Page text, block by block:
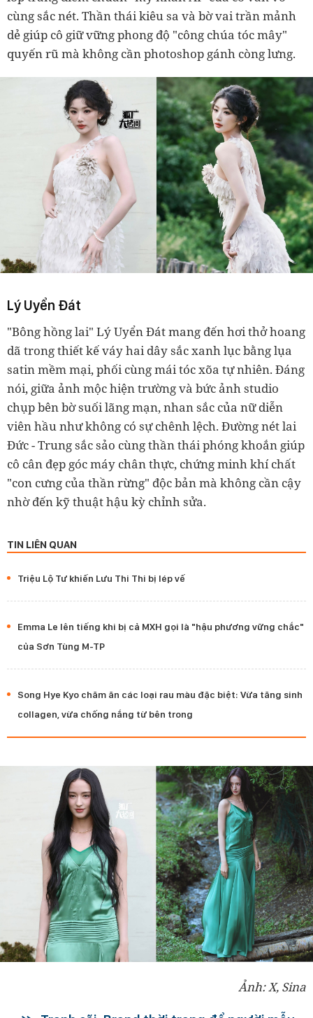
cùng sắc nét. Thần thái kiêu sa và bờ vai trần mảnh
dẻ giúp cô giữ vững phong độ "công chúa tóc mây"
quyến rũ mà không cần photoshop gánh còng lưng.
Lý Uyển Đát
"Bông hồng lai" Lý Uyển Đát mang đến hơi thở hoang
dã trong thiết kế váy hai dây sắc xanh lục bằng lụa
satin mềm mại, phối cùng mái tóc xõa tự nhiên. Đáng
nói, giữa ảnh mộc hiện trường và bức ảnh studio
chụp bên bờ suối lãng mạn, nhan sắc của nữ diễn
viên hầu như không có sự chênh lệch. Đường nét lai
Đức - Trung sắc sảo cùng thần thái phóng khoắn giúp
cô cân đẹp góc máy chân thực, chứng minh khí chất
"con cưng của thần rừng" độc bản mà không cần cậy
nhờ đến kỹ thuật hậu kỳ chỉnh sửa.
TIN LIÊN QUAN
Triệu Lộ Tư khiến Lưu Thi Thi bị lép vế
Emma Le lên tiếng khi bị cả MXH gọi là "hậu phương vững chắc"
của Sơn Tùng M-TP
Song Hye Kyo chăm ăn các loại rau màu đặc biệt: Vừa tăng sinh
collagen, vừa chống nắng từ bên trong
Ảnh: X, Sina